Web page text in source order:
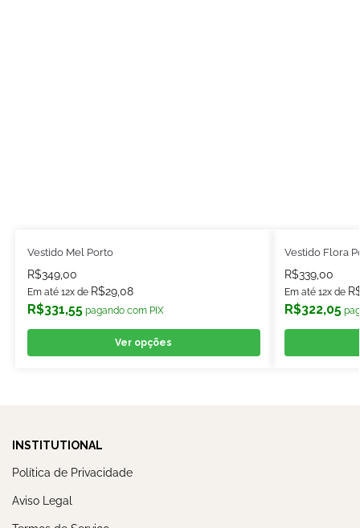
Vestido Mel Porto
R$349,00
Em até 12x de R$29,08
R$331,55 pagando com PIX
Ver opções
Vestido Flora
R$339,00
Em até 12x de
R$322,05
INSTITUTIONAL
Política de Privacidade
Aviso Legal